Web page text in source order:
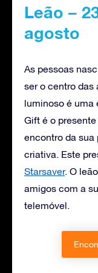
Leão –
agosto
As pessoas
ser o centro das
luminoso é uma
Gift é o
encontro da sua
criativa. Este
Starsaver. O
amigos com a
telemóvel.